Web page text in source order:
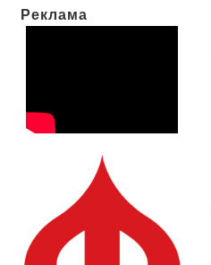
Реклама